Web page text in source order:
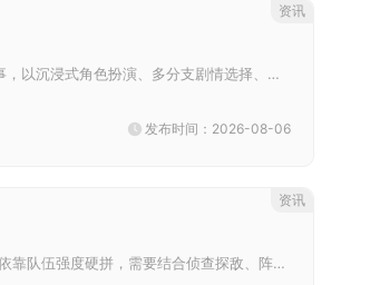
少年三国志2列传跳出传统卡牌副本的单薄叙事，以沉浸式角色扮演、多分支剧情选择、海量隐藏奇遇与专属人物番外打造立体三国故事...
发布时间：2026-08-06
资讯
想要在率土之滨稳定击败其他玩家，不能单纯依靠队伍强度硬拼，需要结合侦查探敌、阵容克制、战术调度、资源持续压制多种手段协同...
资讯